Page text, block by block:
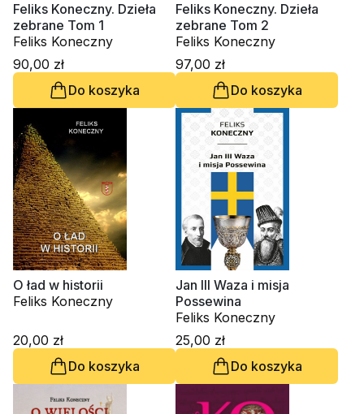
Feliks Koneczny. Dzieła
zebrane Tom 1
Feliks Koneczny
90,00 zł
Do koszyka
Feliks Koneczny. Dzieła
zebrane Tom 2
Feliks Koneczny
97,00 zł
Do koszyka
O ład w historii
Feliks Koneczny
20,00 zł
Do koszyka
Jan III Waza i misja
Possewina
Feliks Koneczny
25,00 zł
Do koszyka